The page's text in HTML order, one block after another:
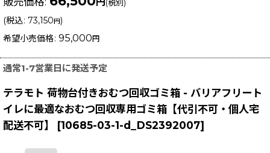
(税別)
(税込: 73,150 円)
希望小売価格: 95,000 円
通常1-7営業日に発送予定
テラモト 荷物台付きおむつ回収ゴミ箱 - バリアフリート
イレに最適なおむつ回収専用ゴミ箱【代引不可・個人宅
配送不可】
[10685-03-1-d_DS2392007]